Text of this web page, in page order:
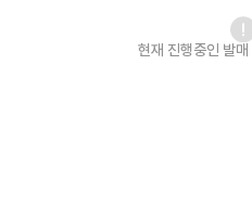
현재 진행중인 발매